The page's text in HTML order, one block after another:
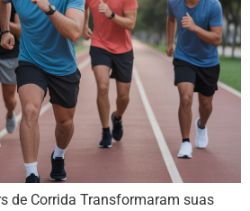
de Corrida Transformaram suas